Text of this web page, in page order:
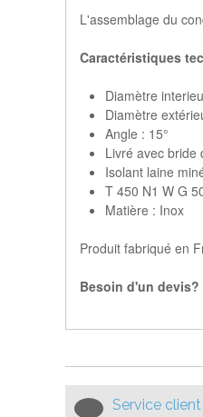
L'assemblage du
Caractéristiques
Diamètre
Diamètre
Angle : 15°
Livré avec bride
Isolant laine
T 450 N1 W G
Matière : Inox
Produit fabriqué en
Besoin d'un
Service